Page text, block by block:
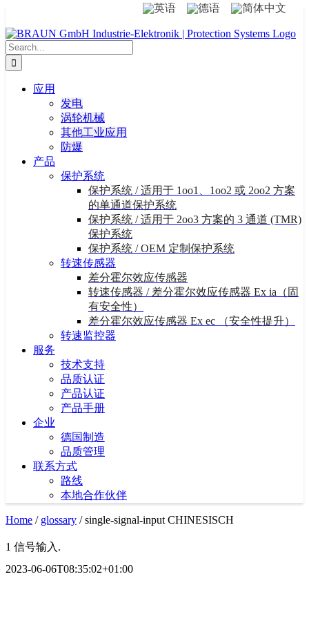
content
Search
for:
应用
发电
涡轮机械
其他工业应用
防爆
产品
保护系统
保护系统 / 适用于 1oo1、1oo2 或 2oo2 方案
的单通道保护系统
保护系统 / 适用于 2oo3 方案的 3 通道 (TMR)
保护系统
保护系统 / OEM 定制保护系统
转速传感器
差分霍尔效应传感器
转速传感器 / 差分霍尔效应传感器 Ex ia（固
有安全性）
差分霍尔效应传感器 Ex ec （安全性提升）
转速监控器
服务
技术支持
品质认证
产品认证
产品手册
企业
德国制造
品质管理
联系方式
路线
本地合作伙伴
Home / glossary /single-signal-input CHINESISCH
1 信号输入.
2023-06-06T08:35:02+01:00